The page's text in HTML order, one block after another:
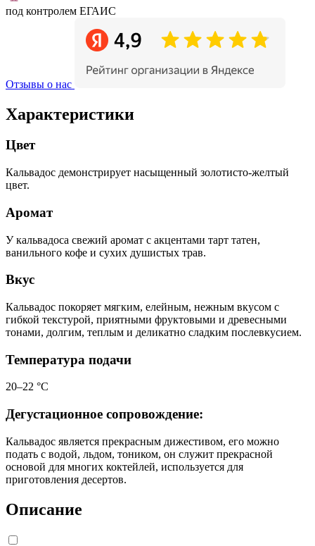
под контролем ЕГАИС
Отзывы о нас
Характеристики
Цвет
Кальвадос демонстрирует насыщенный золотисто-желтый
цвет.
Аромат
У кальвадоса свежий аромат с акцентами тарт татен,
ванильного кофе и сухих душистых трав.
Вкус
Кальвадос покоряет мягким, елейным, нежным вкусом с
гибкой текстурой, приятными фруктовыми и древесными
тонами, долгим, теплым и деликатно сладким послевкусием.
Температура подачи
20–22 °С
Дегустационное сопровождение:
Кальвадос является прекрасным дижестивом, его можно
подать с водой, льдом, тоником, он служит прекрасной
основой для многих коктейлей, используется для
приготовления десертов.
Описание